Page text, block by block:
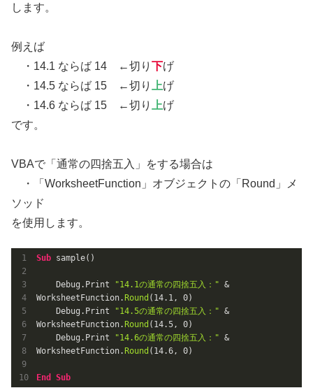
します。
例えば
・14.1 ならば 14 ←切り 下げ
・14.5 ならば 15 ←切り
上げ
・14.6 ならば 15 ←切り
上げ
です。
VBAで「通常の四捨五入」をする場合は
・「WorksheetFunction」オブジェクトの「Round」メ
ソッド
を使用します。
Sub sample()
    Debug.Print
"14.1の通常の四捨五入：" &
WorksheetFunction.Round ( 14.1 , 0)
    Debug.Print
"14.5の通常の四捨五入：" &
WorksheetFunction.Round ( 14.5 , 0)
    Debug.Print
"14.6の通常の四捨五入：" &
WorksheetFunction.Round ( 14.6 , 0)
End Sub